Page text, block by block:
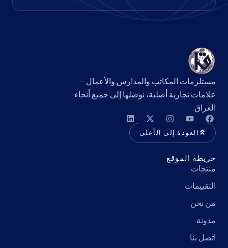
مستلزمات المكاتب والمدارس والأعمال —
علامات تجارية أصلية، نوصلها إلى جميع أنحاء
العراق.
العودة إلى الأعلى
خريطة الموقع
منتجات
التقييمات
من نحن
مدونة
اتصل بنا